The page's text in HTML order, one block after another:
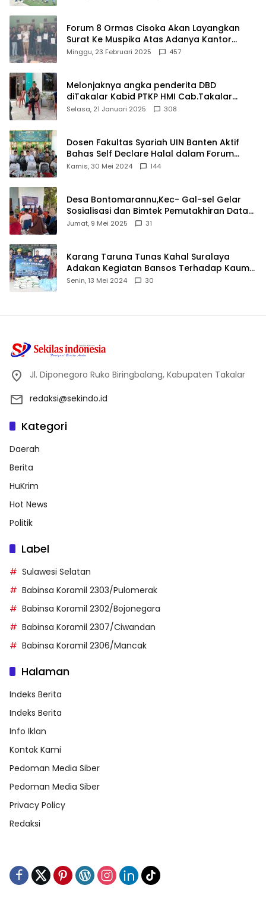
Forum 8 Ormas Cisoka Akan Layangkan
Surat Ke Muspika Atas Adanya Kantor
Matel di Cisoka
Minggu, 23 Februari 2025 457
Melonjaknya angka penderita DBD
diTakalar Kabid PTKP HMI Cab.Takalar
angkat bicara
Selasa, 21 Januari 2025 308
Dosen Fakultas Syariah UIN Banten Aktif
Bahas Self Declare Halal dalam Forum
Ijtima Ulama MUI
Kamis, 30 Mei 2024 144
Desa Bontomarannu,Kec- Gal-sel Gelar
Sosialisasi dan Bimtek Pemutakhiran Data
ID
Jumat, 9 Mei 2025 31
Karang Taruna Tunas Kahal Suralaya
Adakan Kegiatan Bansos Terhadap Kaum
Dhuafa dan Anak Yatim-Piatu
Senin, 13 Mei 2024 30
Jl. Diponegoro Ruko Biringbalang, Kabupaten Takalar
redaksi@sekindo.id
Kategori
Daerah
Berita
HuKrim
Hot News
Politik
Label
Sulawesi Selatan
Babinsa Koramil 2303/Pulomerak
Babinsa Koramil 2302/Bojonegara
Babinsa Koramil 2307/Ciwandan
Babinsa Koramil 2306/Mancak
Halaman
Indeks Berita
Indeks Berita
Info Iklan
Kontak Kami
Pedoman Media Siber
Pedoman Media Siber
Privacy Policy
Redaksi